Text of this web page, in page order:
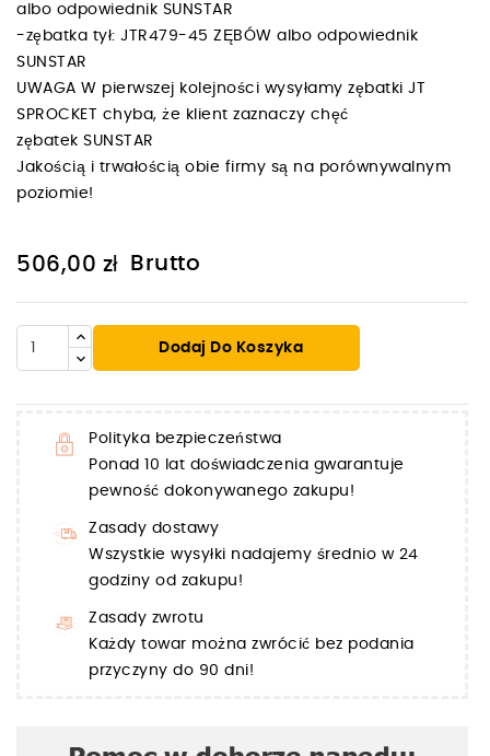
albo odpowiednik SUNSTAR
-zębatka tył: JTR479-45 ZĘBÓW albo odpowiednik
SUNSTAR
UWAGA W pierwszej kolejności wysyłamy zębatki JT
SPROCKET chyba, że klient zaznaczy chęć
zębatek SUNSTAR
Jakością i trwałością obie firmy są na porównywalnym
poziomie!
506,00 zł Brutto
Dodaj Do Koszyka
Polityka bezpieczeństwa
Ponad 10 lat doświadczenia gwarantuje
pewność dokonywanego zakupu!
Zasady dostawy
Wszystkie wysyłki nadajemy średnio w 24
godziny od zakupu!
Zasady zwrotu
Każdy towar można zwrócić bez podania
przyczyny do 90 dni!